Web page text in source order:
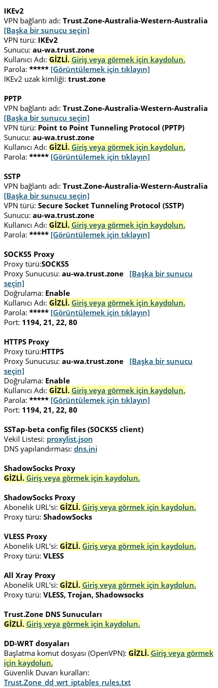
IKEv2
VPN bağlantı adı: Trust.Zone-Australia-Western-Australia
[Başka bir sunucu seçin]
VPN türü: IKEv2
Sunucu: au-wa.trust.zone
Kullanıcı Adı: GİZLİ. Giriş veya görmek için kaydolun.
Parola: ***** [Görüntülemek için tıklayın]
IKEv2 uzak kimliği: trust.zone
PPTP
VPN bağlantı adı: Trust.Zone-Australia-Western-Australia
[Başka bir sunucu seçin]
VPN türü: Point to Point Tunneling Protocol (PPTP)
Sunucu: au-wa.trust.zone
Kullanıcı Adı: GİZLİ. Giriş veya görmek için kaydolun.
Parola: ***** [Görüntülemek için tıklayın]
SSTP
VPN bağlantı adı: Trust.Zone-Australia-Western-Australia
[Başka bir sunucu seçin]
VPN türü: Secure Socket Tunneling Protocol (SSTP)
Sunucu: au-wa.trust.zone
Kullanıcı Adı: GİZLİ. Giriş veya görmek için kaydolun.
Parola: ***** [Görüntülemek için tıklayın]
SOCKS5 Proxy
Proxy türü:SOCKS5
Proxy Sunucusu: au-wa.trust.zone
[Başka bir sunucu
seçin]
Doğrulama: Enable
Kullanıcı Adı: GİZLİ. Giriş veya görmek için kaydolun.
Parola: ***** [Görüntülemek için tıklayın]
Port: 1194, 21, 22, 80
HTTPS Proxy
Proxy türü:HTTPS
Proxy Sunucusu: au-wa.trust.zone
[Başka bir sunucu
seçin]
Doğrulama: Enable
Kullanıcı Adı: GİZLİ. Giriş veya görmek için kaydolun.
Parola: ***** [Görüntülemek için tıklayın]
Port: 1194, 21, 22, 80
SSTap-beta config files (SOCKS5 client)
Vekil Listesi: proxylist.json
DNS yapılandırması: dns.ini
ShadowSocks Proxy
GİZLİ. Giriş veya görmek için kaydolun.
ShadowSocks Proxy
Abonelik URL'si: GİZLİ. Giriş veya görmek için kaydolun.
Proxy türü: ShadowSocks
VLESS Proxy
Abonelik URL'si: GİZLİ. Giriş veya görmek için kaydolun.
Proxy türü: VLESS
All Xray Proxy
Abonelik URL'si: GİZLİ. Giriş veya görmek için kaydolun.
Proxy türü: VLESS, Trojan, Shadowsocks
Trust.Zone DNS Sunucuları
GİZLİ. Giriş veya görmek için kaydolun.
DD-WRT dosyaları
Başlatma komut dosyası (OpenVPN): GİZLİ. Giriş veya görmek
için kaydolun.
Güvenlik Duvarı kuralları:
Trust.Zone_dd_wrt_iptables_rules.txt